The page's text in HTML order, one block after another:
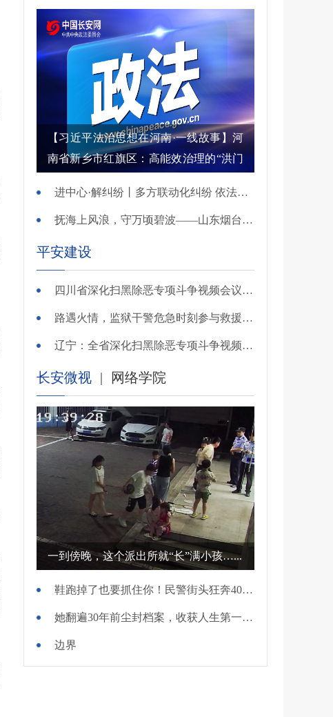
【习近平法治思想在河南·一线故事】河
南省新乡市红旗区：高能效治理的“洪门
进中心·解纠纷丨多方联动化纠纷 依法调解护农耕
抚海上风浪，守万顷碧波——山东烟台把矛盾化解在微澜未起时
平安建设
四川省深化扫黑除恶专项斗争视频会议召开 于立军出席并讲话
路遇火情，监狱干警危急时刻参与救援显身手！
辽宁：全省深化扫黑除恶专项斗争视频会议召开
长安微视 | 网络学院
一到傍晚，这个派出所就“长”满小孩…...
鞋跑掉了也要抓住你！民警街头狂奔400米擒贼
她翻遍30年前尘封档案，收获人生第一面锦旗
边界